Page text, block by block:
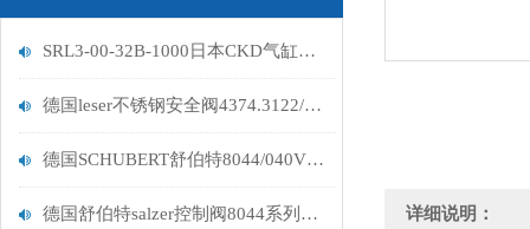
SRL3-00-32B-1000日本CKD气缸闪电发货
德国leser不锈钢安全阀4374.3122/3152到货带认证
德国SCHUBERT舒伯特8044/040VE0001M-ZR调节阀
德国舒伯特salzer控制阀8044系列参数 详细说明：